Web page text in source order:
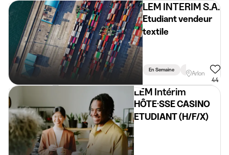
LEM INTERIM S.A.
Etudiant vendeur
textile
En Semaine Vacances
Arlon
44
LEM Intérim
HÔTE·SSE CASINO
ETUDIANT (H/F/X)